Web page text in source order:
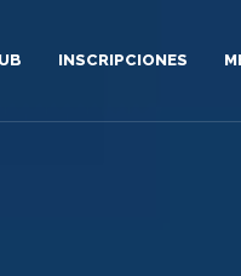
INSCRIPCIONES